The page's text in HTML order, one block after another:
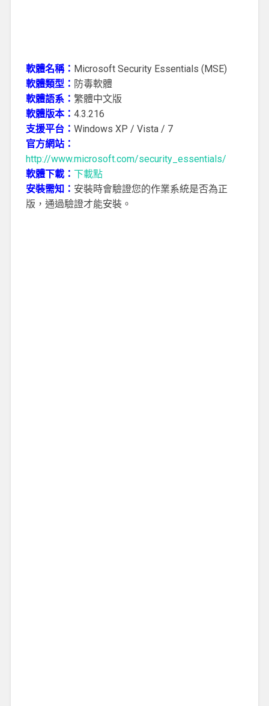
軟體名稱： Microsoft Security Essentials (MSE)
軟體類型： 防毒軟體
軟體語系： 繁體中文版
軟體版本： 4.3.216
支援平台： Windows XP / Vista / 7
官方網站：
http://www.microsoft.com/security_essentials/
軟體下載： 下載點
安裝需知： 安裝時會驗證您的作業系統是否為正
版，通過驗證才能安裝。